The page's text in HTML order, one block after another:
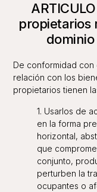
propietarios
De conformidad con
relación con los
propietarios tienen
1. Usarlos de
en la forma
horizontal,
que
conjunto,
perturben la
ocupantes o